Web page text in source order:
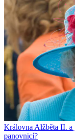
Královna Alžběta II. a
panovnicí?